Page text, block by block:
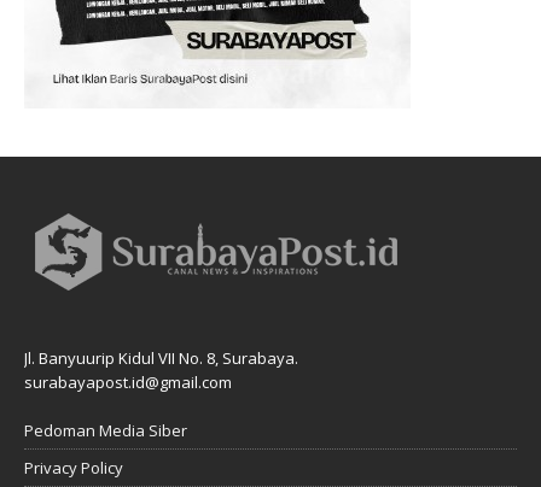
Jl. Banyuurip Kidul VII No. 8, Surabaya.
surabayapost.id@gmail.com
Pedoman Media Siber
Privacy Policy